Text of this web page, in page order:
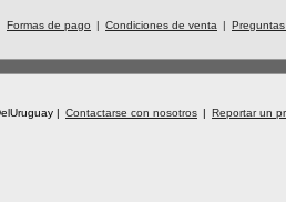
Formas de pago | Condiciones de venta |
| Contactarse con nosotros | Reportar un